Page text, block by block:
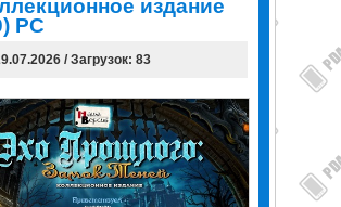
издание
PC
/ Загрузок: 83